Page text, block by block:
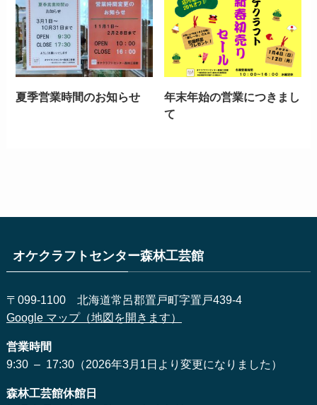
夏季営業時間のお知らせ
年末年始の営業につきまし
て
オケクラフトセンター森林工芸館
〒099-1100 北海道常呂郡置戸町字置戸439-4
Google マップ（地図を開きます）
営業時間
9:30 – 17:30（2026年3月1日より変更になりました）
森林工芸館休館日